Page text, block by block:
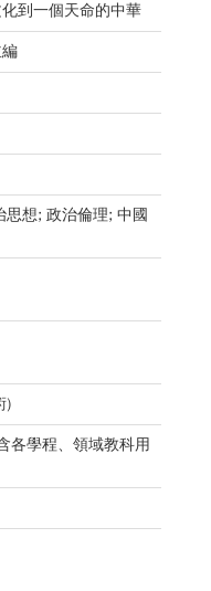
到一個天命的中華
思想; 政治倫理; 中國
)
各學程、領域教科用